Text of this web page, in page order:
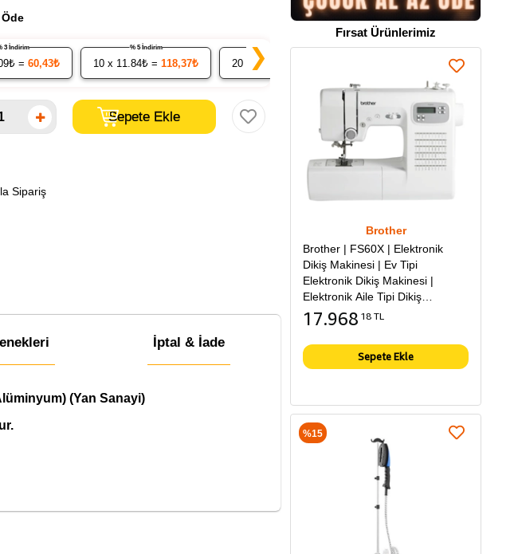
= 60,43₺
% 3 İndirim
10 x 11.84₺ = 118,37₺
% 5 İndirim
20 x 11.59₺ =
% 7 İndirim
566,93₺
% 9 İndirim
❯
Sipariş
İptal & İade
(Yan Sanayi)
Fırsat Ürünlerimiz
Brother
Brother | FS60X | Elektronik
Dikiş Makinesi | Ev Tipi
Elektronik Dikiş Makinesi |
Elektronik Aile Tipi Dikiş
Makinesi
17.968 18 TL
Sepete Ekle
%15